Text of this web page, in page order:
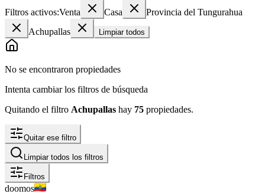
Filtros activos:Venta Casa
Provincia del Tungurahua
Achupallas
Limpiar todos
No se encontraron propiedades
Intenta cambiar los filtros de búsqueda
Quitando el filtro Achupallas hay 75 propiedades.
Quitar ese filtro
Limpiar todos los filtros
Filtros
doomos